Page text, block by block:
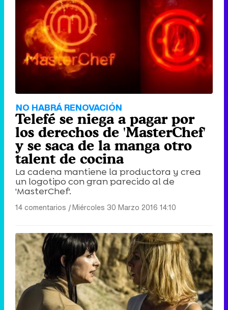
NO HABRÁ RENOVACIÓN
Telefé se niega a pagar por
los derechos de 'MasterChef'
y se saca de la manga otro
talent de cocina
La cadena mantiene la productora y crea
un logotipo con gran parecido al de
'MasterChef'.
14 comentarios |Miércoles 30 Marzo 2016 14:10